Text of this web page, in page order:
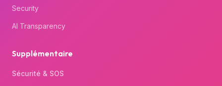
Security
AI Transparency
Supplémentaire
Sécurité & SOS